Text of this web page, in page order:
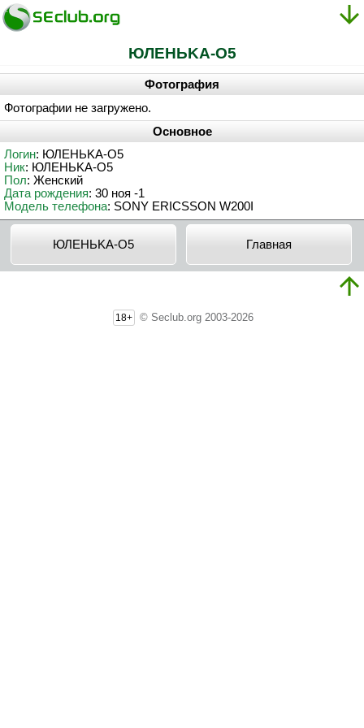
ЮЛEHЬKA-O5
Фотография
Фотографии не загружено.
Основное
Логин: ЮЛEHЬKA-O5
Ник: ЮЛEHЬKA-O5
Пол: Женский
Дата рождения: 30 ноя -1
Модель телефона: SONY ERICSSON W200I
ЮЛEHЬKA-O5 Главная
18+ © Seclub.org 2003-2026